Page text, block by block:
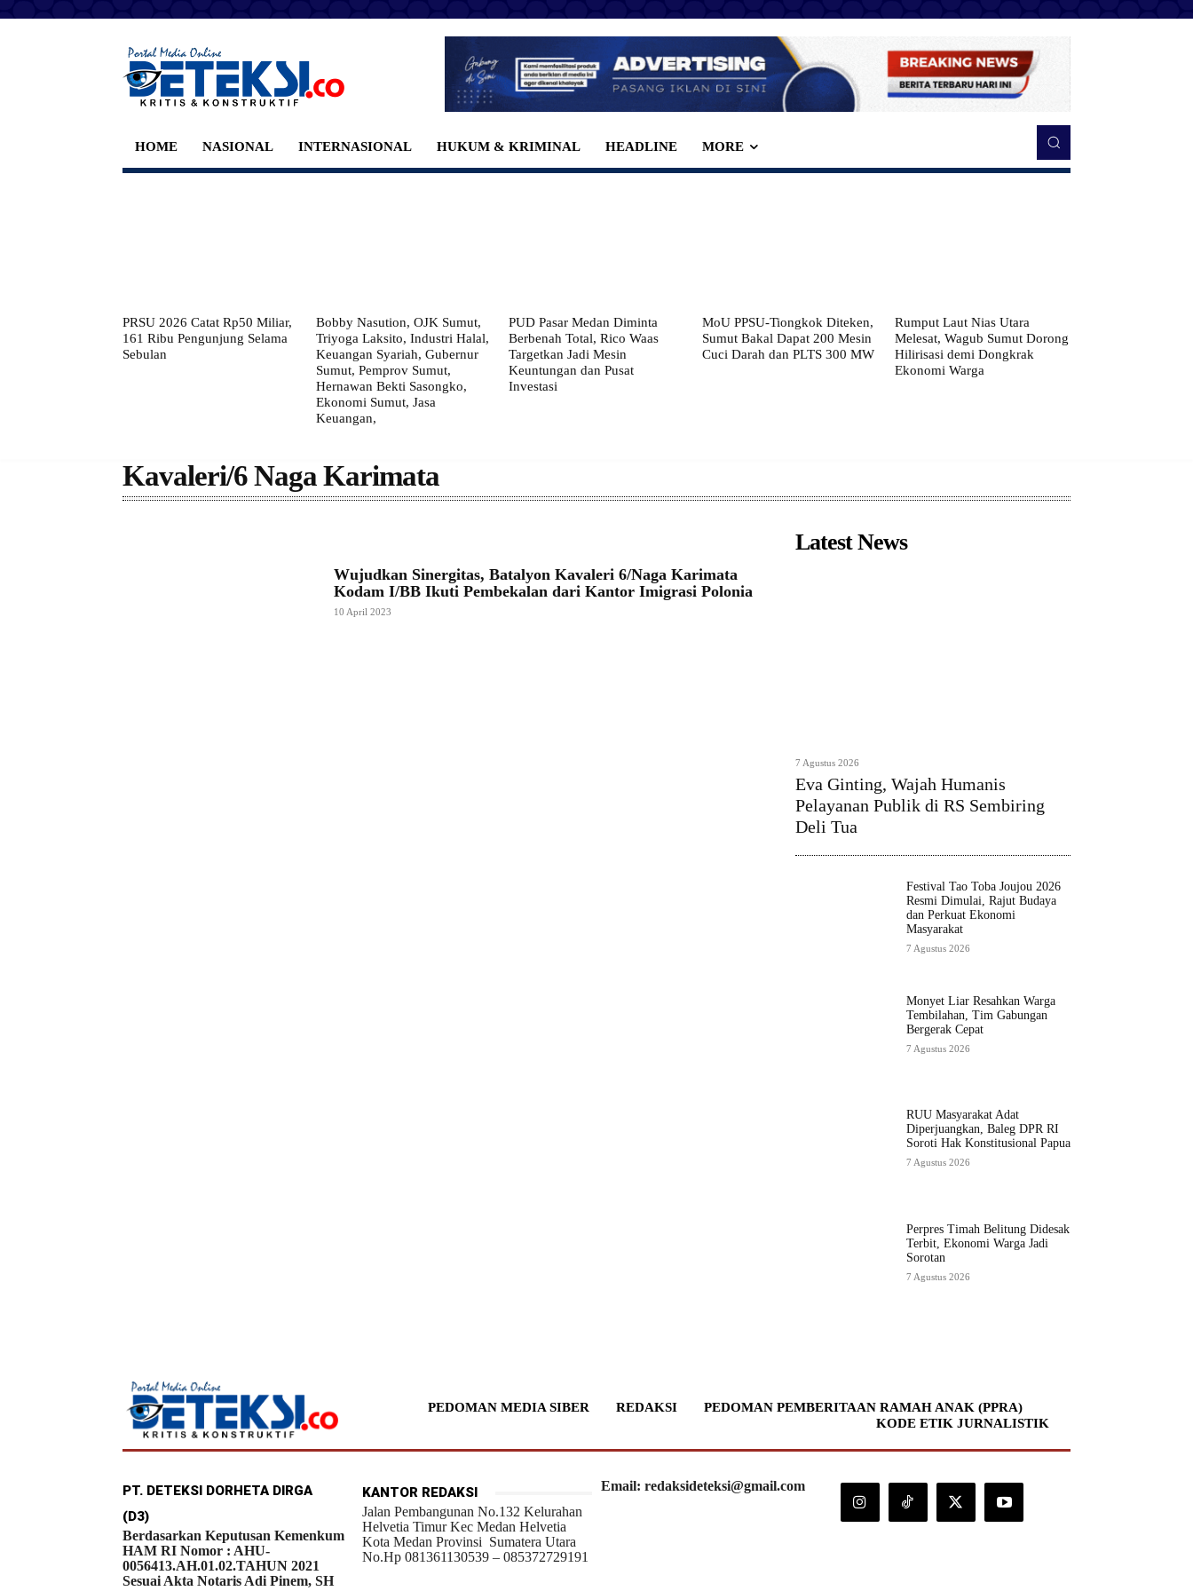
HOME NASIONAL INTERNASIONAL HUKUM & KRIMINAL HEADLINE MORE
PRSU 2026 Catat Rp50 Miliar,
161 Ribu Pengunjung Selama
Sebulan
Bobby Nasution, OJK Sumut,
Triyoga Laksito, Industri Halal,
Keuangan Syariah, Gubernur
Sumut, Pemprov Sumut,
Hernawan Bekti Sasongko,
Ekonomi Sumut, Jasa
Keuangan,
PUD Pasar Medan Diminta
Berbenah Total, Rico Waas
Targetkan Jadi Mesin
Keuntungan dan Pusat
Investasi
MoU PPSU-Tiongkok Diteken,
Sumut Bakal Dapat 200 Mesin
Cuci Darah dan PLTS 300 MW
Rumput Laut Nias Utara
Melesat, Wagub Sumut Dorong
Hilirisasi demi Dongkrak
Ekonomi Warga
Kavaleri/6 Naga Karimata
Wujudkan Sinergitas, Batalyon Kavaleri 6/Naga Karimata
Kodam I/BB Ikuti Pembekalan dari Kantor Imigrasi Polonia
10 April 2023
Latest News
7 Agustus 2026
Eva Ginting, Wajah Humanis
Pelayanan Publik di RS Sembiring
Deli Tua
Festival Tao Toba Joujou 2026
Resmi Dimulai, Rajut Budaya
dan Perkuat Ekonomi
Masyarakat
7 Agustus 2026
Monyet Liar Resahkan Warga
Tembilahan, Tim Gabungan
Bergerak Cepat
7 Agustus 2026
RUU Masyarakat Adat
Diperjuangkan, Baleg DPR RI
Soroti Hak Konstitusional Papua
7 Agustus 2026
Perpres Timah Belitung Didesak
Terbit, Ekonomi Warga Jadi
Sorotan
7 Agustus 2026
PEDOMAN MEDIA SIBER REDAKSI
PEDOMAN PEMBERITAAN RAMAH ANAK (PPRA)
KODE ETIK JURNALISTIK
PT. DETEKSI DORHETA DIRGA
(D3)
Berdasarkan Keputusan Kemenkum
HAM RI Nomor : AHU-
0056413.AH.01.02.TAHUN 2021
Sesuai Akta Notaris Adi Pinem, SH
KANTOR REDAKSI
Jalan Pembangunan No.132 Kelurahan
Helvetia Timur Kec Medan Helvetia
Kota Medan Provinsi Sumatera Utara
No.Hp 081361130539 – 085372729191
Email: redaksideteksi@gmail.com